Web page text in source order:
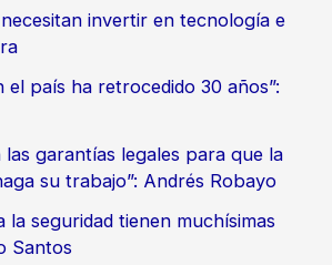
invertir en tecnología e
el país ha retrocedido 30 años”:
las garantías legales para que la
su trabajo”: Andrés Robayo
la seguridad tienen muchísimas
Santos